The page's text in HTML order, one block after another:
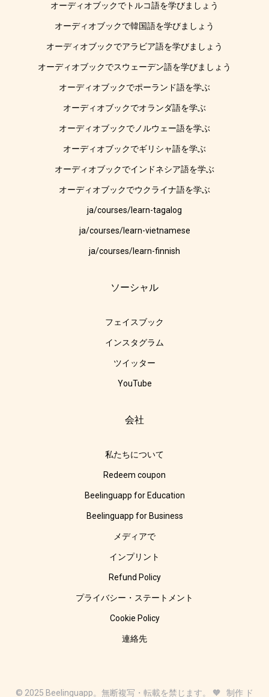
オーディオブックでトルコ語を学びましょう
オーディオブックで韓国語を学びましょう
オーディオブックでアラビア語を学びましょう
オーディオブックでスウェーデン語を学びましょう
オーディオブックでポーランド語を学ぶ
オーディオブックでオランダ語を学ぶ
オーディオブックでノルウェー語を学ぶ
オーディオブックでギリシャ語を学ぶ
オーディオブックでインドネシア語を学ぶ
オーディオブックでウクライナ語を学ぶ
ja/courses/learn-tagalog
ja/courses/learn-vietnamese
ja/courses/learn-finnish
ソーシャル
フェイスブック
インスタグラム
ツイッター
YouTube
会社
私たちについて
Redeem coupon
Beelinguapp for Education
Beelinguapp for Business
メディアで
インプリント
Refund Policy
プライバシー・ステートメント
Cookie Policy
連絡先
© 2025 Beelinguapp。無断複写・転載を禁じます。 🧡 制作 ド